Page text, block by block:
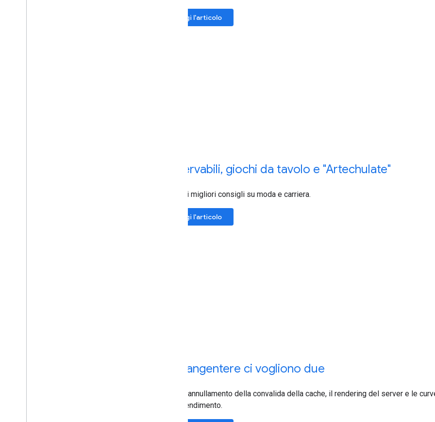
Leggi l'articolo
Osservabili, giochi da tavolo e "Artechulate"
Inoltre, i migliori consigli su moda e carriera.
Leggi l'articolo
Per tangentere ci vogliono due
Anche l'annullamento della convalida della cache, il rendering del server e le
di apprendimento.